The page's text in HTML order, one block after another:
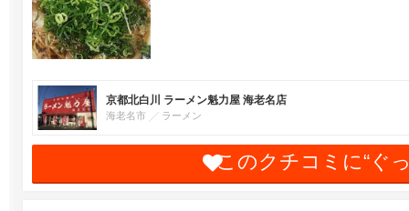
京都北白川 ラーメン魁力屋 海老名店
海老名市 ラーメン
このクチコミに“ぐ